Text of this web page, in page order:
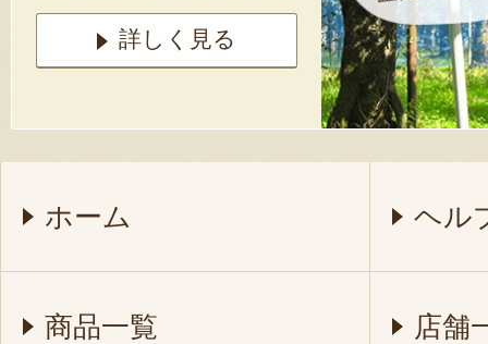
詳しく見る
ホーム ヘル
商品一覧 店舗